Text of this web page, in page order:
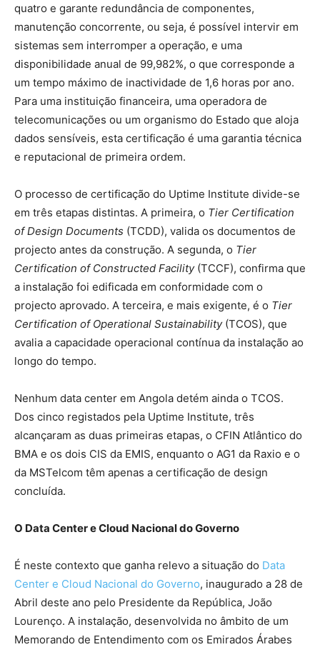
quatro e garante redundância de componentes,
manutenção concorrente, ou seja, é possível intervir em
sistemas sem interromper a operação, e uma
disponibilidade anual de 99,982%, o que corresponde a
um tempo máximo de inactividade de 1,6 horas por ano.
Para uma instituição financeira, uma operadora de
telecomunicações ou um organismo do Estado que aloja
dados sensíveis, esta certificação é uma garantia técnica
e reputacional de primeira ordem.
O processo de certificação do Uptime Institute divide-se
em três etapas distintas. A primeira, o Tier Certification
of Design Documents (TCDD), valida os documentos de
projecto antes da construção. A segunda, o Tier
Certification of Constructed Facility(TCCF), confirma que
a instalação foi edificada em conformidade com o
projecto aprovado. A terceira, e mais exigente, é o Tier
Certification of Operational Sustainability(TCOS), que
avalia a capacidade operacional contínua da instalação ao
longo do tempo.
Nenhum data center em Angola detém ainda o TCOS.
Dos cinco registados pela Uptime Institute, três
alcançaram as duas primeiras etapas, o CFIN Atlântico do
BMA e os dois CIS da EMIS, enquanto o AG1 da Raxio e o
da MSTelcom têm apenas a certificação de design
concluída.
O Data Center e Cloud Nacional do Governo
É neste contexto que ganha relevo a situação do Data
Center e Cloud Nacional do Governo, inaugurado a 28 de
Abril deste ano pelo Presidente da República, João
Lourenço. A instalação, desenvolvida no âmbito de um
Memorando de Entendimento com os Emirados Árabes